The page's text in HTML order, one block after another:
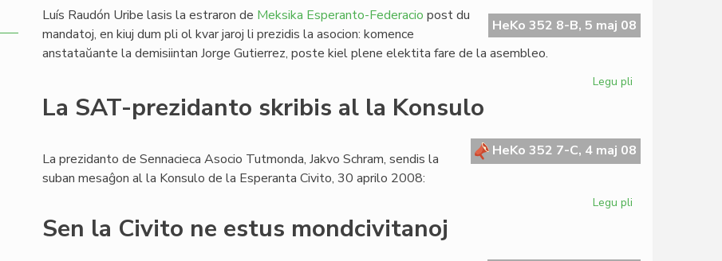
de
TIETo
HeKo 352 8-B, 5 maj 08
Luís Raudón Uribe lasis la estraron de Meksika Esperanto-Federacio post du
mandatoj, en kiuj dum pli ol kvar jaroj li prezidis la asocion: komence
anstataŭante la demisiintan Jorge Gutierrez, poste kiel plene elektita fare de la asembleo.
Legu pli
la
estraron
La SAT-prezidanto skribis al la Konsulo
HeKo 352 7-C, 4 maj 08
La prezidanto de Sennacieca Asocio Tutmonda, Jakvo Schram, sendis la
suban mesaĝon al la Konsulo de la Esperanta Civito, 30 aprilo 2008:
Legu pli
Sen la Civito ne estus mondcivitanoj